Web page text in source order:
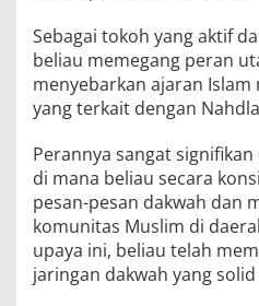
Sebagai tokoh yang aktif
beliau memegang peran
menyebarkan ajaran
yang terkait dengan
Perannya sangat
di mana beliau secara
pesan-pesan dakwah dan
komunitas Muslim di
upaya ini, beliau telah
jaringan dakwah yang